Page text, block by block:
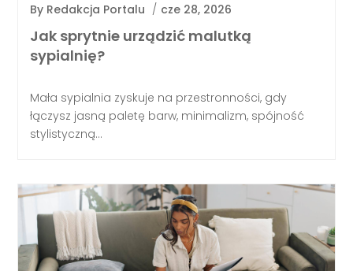
By Redakcja Portalu / cze 28, 2026
Jak sprytnie urządzić malutką
sypialnię?
Mała sypialnia zyskuje na przestronności, gdy
łączysz jasną paletę barw, minimalizm, spójność
stylistyczną...